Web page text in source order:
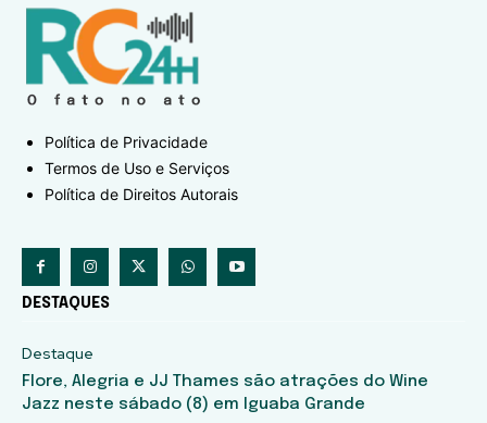
Política de Privacidade
Termos de Uso e Serviços
Política de Direitos Autorais
DESTAQUES
Destaque
Flore, Alegria e JJ Thames são atrações do Wine
Jazz neste sábado (8) em Iguaba Grande